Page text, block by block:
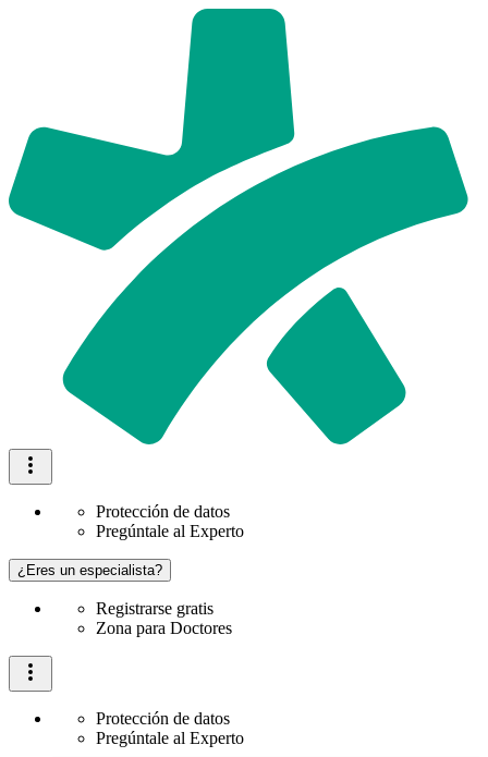
Protección de datos
Pregúntale al Experto
¿Eres un especialista?
Registrarse gratis
Zona para Doctores
Protección de datos
Pregúntale al Experto